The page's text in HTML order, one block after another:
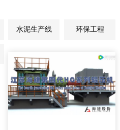
水泥生产线 环保工程